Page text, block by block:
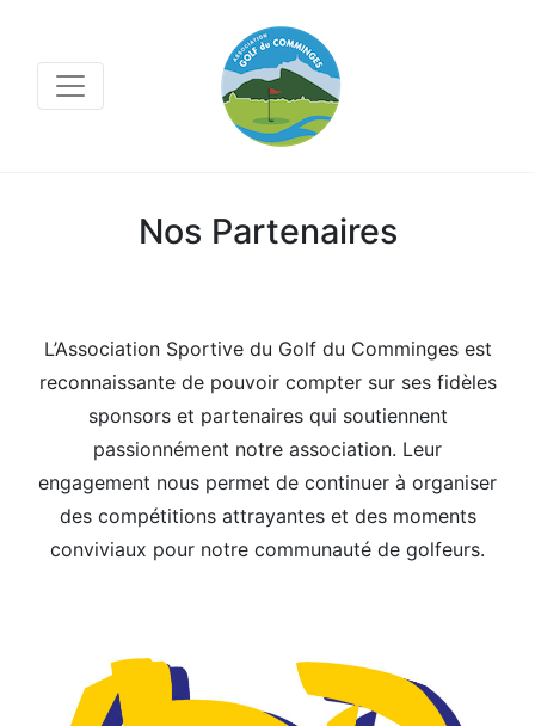
Nos Partenaires
L’Association Sportive du Golf du Comminges est
reconnaissante de pouvoir compter sur ses fidèles
sponsors et partenaires qui soutiennent
passionnément notre association. Leur
engagement nous permet de continuer à organiser
des compétitions attrayantes et des moments
conviviaux pour notre communauté de golfeurs.